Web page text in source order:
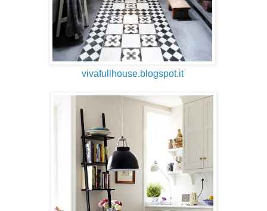
vivafullhouse.blogspot.it